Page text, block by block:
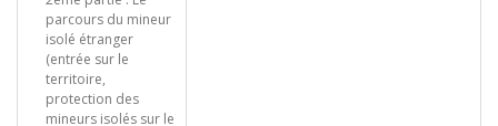
parcours du mineur
isolé étranger
(entrée sur le
territoire,
protection des
mineurs isolés sur le